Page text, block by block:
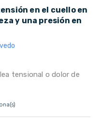
en el cuello en
y una presión en
tensional o dolor de